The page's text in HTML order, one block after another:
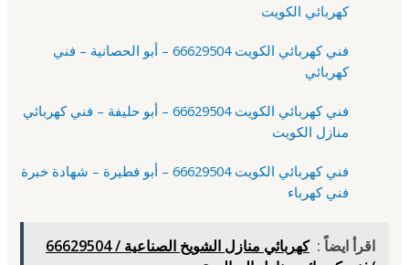
كهربائي الكويت
فني كهربائي الكويت 66629504 – أبو الحصانية – فني
كهربائي
فني كهربائي الكويت 66629504 – أبو حليفة – فني كهربائي
منازل الكويت
فني كهربائي الكويت 66629504 – أبو فطيرة – شهادة خبرة
فني كهرباء
اقرأ ايضاً :
كهربائي منازل الشويخ الصناعية / 66629504